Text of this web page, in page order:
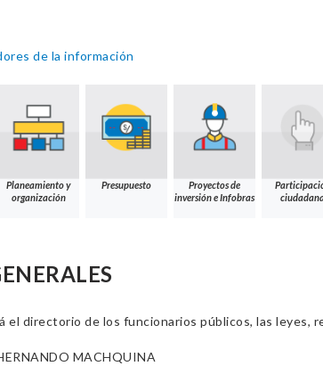
de la información
Planeamiento y
organización
Presupuesto
Proyectos de
inversión e Infobras
el directorio de los funcionarios públicos, las leyes,
MACHQUINA